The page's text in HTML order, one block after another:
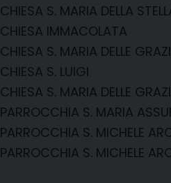
CHIESA S. MARIA DELLA
CHIESA IMMACOLATA
CHIESA S. MARIA DELLE
CHIESA S. LUIGI
CHIESA S. MARIA DELLE
PARROCCHIA S. MARIA
PARROCCHIA S. MICHELE
PARROCCHIA S. MICHELE